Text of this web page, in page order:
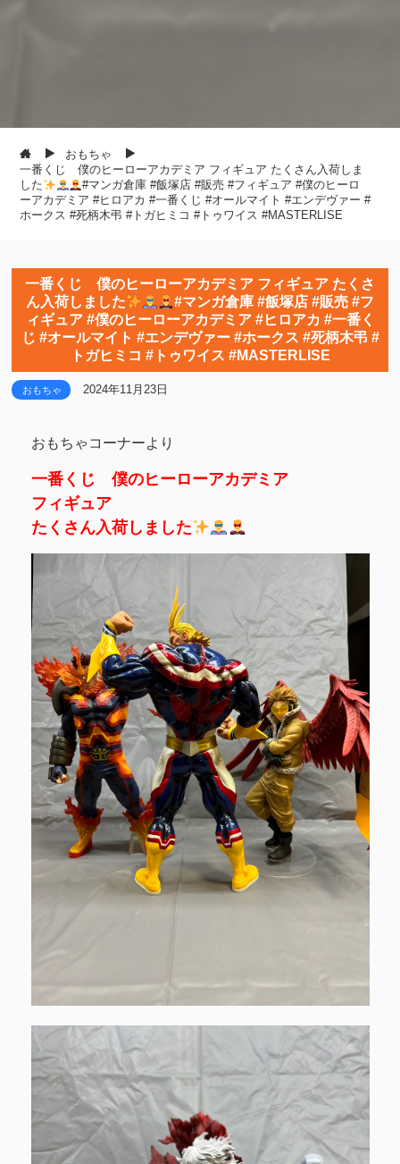
おもちゃ
一番くじ 僕のヒーローアカデミア フィギュア たくさん入荷しま
した
#マンガ倉庫 #飯塚店 #販売 #フィギュア #僕のヒーロ
ーアカデミア #ヒロアカ #一番くじ #オールマイト #エンデヴァー #
ホークス #死柄木弔 #トガヒミコ #トゥワイス #MASTERLISE
一番くじ 僕のヒーローアカデミア フィギュア たくさ
ん入荷しました
#マンガ倉庫 #飯塚店 #販売 #フ
ィギュア #僕のヒーローアカデミア #ヒロアカ #一番く
じ #オールマイト #エンデヴァー #ホークス #死柄木弔 #
トガヒミコ #トゥワイス #MASTERLISE
おもちゃ 2024年11月23日
おもちゃコーナーより
一番くじ 僕のヒーローアカデミア
フィギュア
たくさん入荷しました